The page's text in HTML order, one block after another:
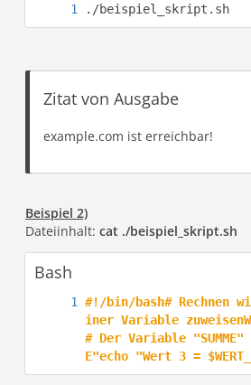
./beispiel_skript.sh
Zitat von Ausgabe
example.com ist erreichbar!
Beispiel 2)
Dateiinhalt: cat ./beispiel_skript.sh
Bash
#!/bin/bash# Rechnen
iner Variable
# Der Variable "SUMME"
E"echo "Wert 3 =